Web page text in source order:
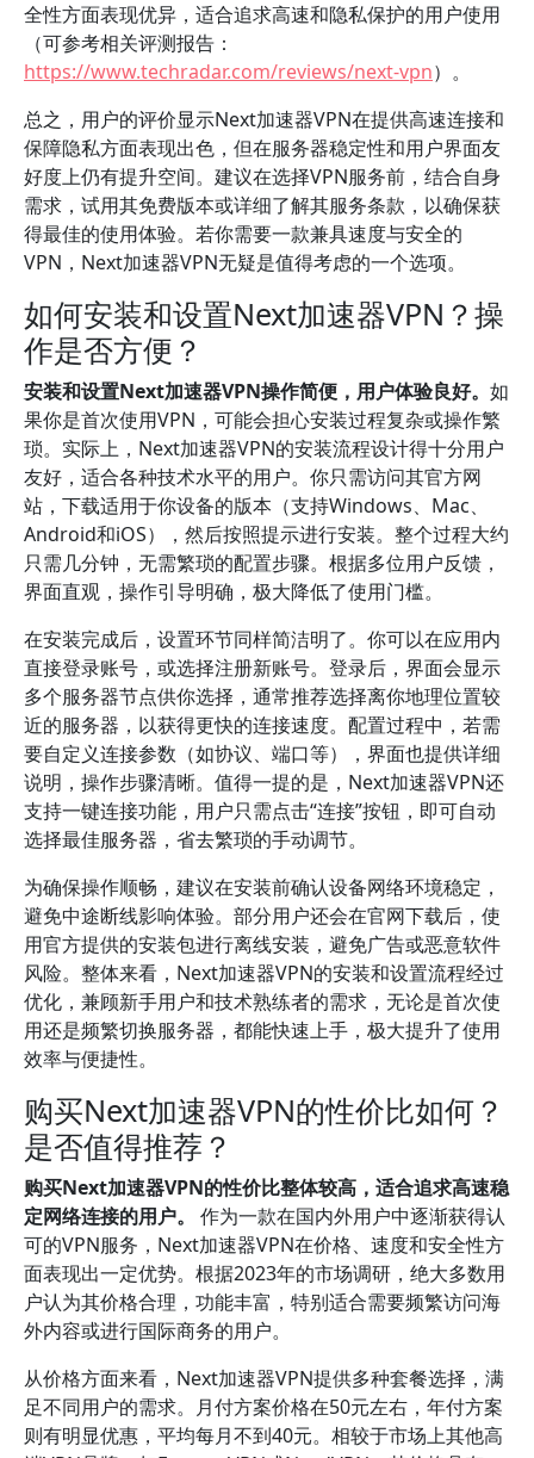
全性方面表现优异，适合追求高速和隐私保护的用户使用
（可参考相关评测报告：
https://www.techradar.com/reviews/next-vpn）。
总之，用户的评价显示Next加速器VPN在提供高速连接和
保障隐私方面表现出色，但在服务器稳定性和用户界面友
好度上仍有提升空间。建议在选择VPN服务前，结合自身
需求，试用其免费版本或详细了解其服务条款，以确保获
得最佳的使用体验。若你需要一款兼具速度与安全的
VPN，Next加速器VPN无疑是值得考虑的一个选项。
如何安装和设置Next加速器VPN？操
作是否方便？
安装和设置Next加速器VPN操作简便，用户体验良好。 如
果你是首次使用VPN，可能会担心安装过程复杂或操作繁
琐。实际上，Next加速器VPN的安装流程设计得十分用户
友好，适合各种技术水平的用户。你只需访问其官方网
站，下载适用于你设备的版本（支持Windows、Mac、
Android和iOS），然后按照提示进行安装。整个过程大约
只需几分钟，无需繁琐的配置步骤。根据多位用户反馈，
界面直观，操作引导明确，极大降低了使用门槛。
在安装完成后，设置环节同样简洁明了。你可以在应用内
直接登录账号，或选择注册新账号。登录后，界面会显示
多个服务器节点供你选择，通常推荐选择离你地理位置较
近的服务器，以获得更快的连接速度。配置过程中，若需
要自定义连接参数（如协议、端口等），界面也提供详细
说明，操作步骤清晰。值得一提的是，Next加速器VPN还
支持一键连接功能，用户只需点击“连接”按钮，即可自动
选择最佳服务器，省去繁琐的手动调节。
为确保操作顺畅，建议在安装前确认设备网络环境稳定，
避免中途断线影响体验。部分用户还会在官网下载后，使
用官方提供的安装包进行离线安装，避免广告或恶意软件
风险。整体来看，Next加速器VPN的安装和设置流程经过
优化，兼顾新手用户和技术熟练者的需求，无论是首次使
用还是频繁切换服务器，都能快速上手，极大提升了使用
效率与便捷性。
购买Next加速器VPN的性价比如何？
是否值得推荐？
购买Next加速器VPN的性价比整体较高，适合追求高速稳
定网络连接的用户。
作为一款在国内外用户中逐渐获得认
可的VPN服务，Next加速器VPN在价格、速度和安全性方
面表现出一定优势。根据2023年的市场调研，绝大多数用
户认为其价格合理，功能丰富，特别适合需要频繁访问海
外内容或进行国际商务的用户。
从价格方面来看，Next加速器VPN提供多种套餐选择，满
足不同用户的需求。月付方案价格在50元左右，年付方案
则有明显优惠，平均每月不到40元。相较于市场上其他高